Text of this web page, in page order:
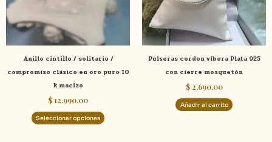
Anillo cintillo / solitario /
compromiso clásico en oro puro 10
k macizo
$ 12.990,00
Seleccionar opciones
opciones
pueden
elegir
en
la
producto
Pulseras cordon víbora Plata 925
con cierre mosquetón
$2.690,00
Añadir al carrito